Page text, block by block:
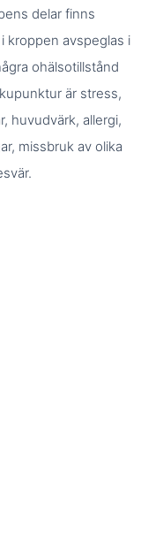
delar finns
kroppen avspeglas i
ohälsotillstånd
är stress,
huvudvärk, allergi,
missbruk av olika